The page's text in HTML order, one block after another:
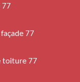
77
77
toiture 77